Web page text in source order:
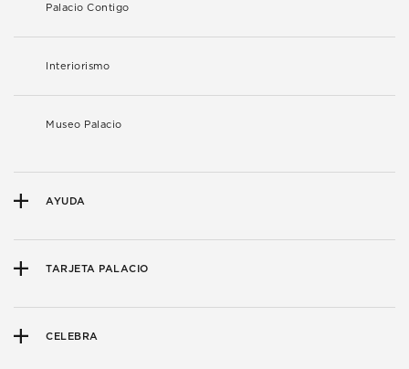
Palacio Contigo
Interiorismo
Museo Palacio
AYUDA
TARJETA PALACIO
CELEBRA